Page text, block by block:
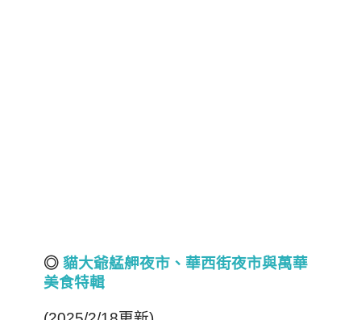
◎ 貓大爺艋舺夜市、華西街夜市與萬華
美食特輯